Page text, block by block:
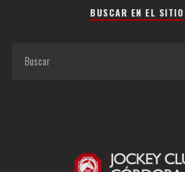
BUSCAR EN EL SITIO